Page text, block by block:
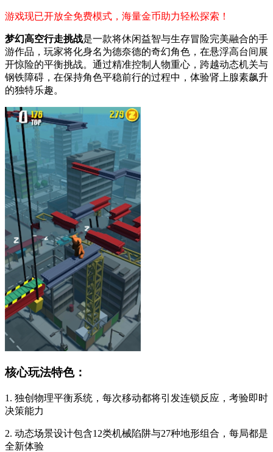
游戏现已开放全免费模式，海量金币助力轻松探索！
梦幻高空行走挑战是一款将休闲益智与生存冒险完美融合的手
游作品，玩家将化身名为德奈德的奇幻角色，在悬浮高台间展
开惊险的平衡挑战。通过精准控制人物重心，跨越动态机关与
钢铁障碍，在保持角色平稳前行的过程中，体验肾上腺素飙升
的独特乐趣。
核心玩法特色：
1. 独创物理平衡系统，每次移动都将引发连锁反应，考验即时
决策能力
2. 动态场景设计包含12类机械陷阱与27种地形组合，每局都是
全新体验